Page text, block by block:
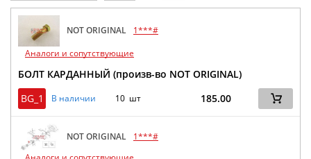
NOT ORIGINAL
1***#
Аналоги и сопутствующие
БОЛТ КАРДАННЫЙ (произв-во NOT ORIGINAL)
BG_1
В наличии 10 шт 185.00
NOT ORIGINAL
1***#